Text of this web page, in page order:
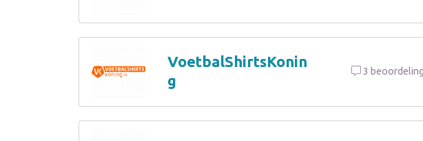
VoetbalShirtsKonin
g
3